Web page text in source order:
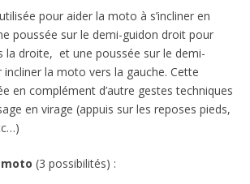
pour aider la moto à s’incliner en
poussée sur le demi-guidon droit pour
la droite, et une poussée sur le demi-
la moto vers la gauche. Cette
en complément d’autre gestes techniques
en virage (appuis sur les reposes pieds,
(3 possibilités) :